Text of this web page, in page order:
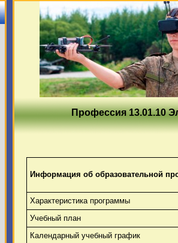
Профессия 13.01.10
Информация об образовательной
Характеристика программы
Учебный план
Календарный учебный график